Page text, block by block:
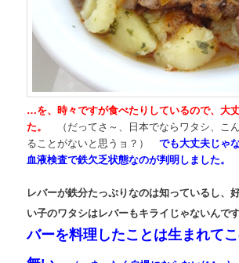
…を、時々ですが食べたりしているので、大
た。
（だってさ～、日本でならワタシ、こ
ることがないと思うョ？）でも大丈夫じゃ
血液検査で鉄欠乏状態なのが判明しました。
レバーが鉄分たっぷりなのは知っているし、
い子のワタシはレバーもキライじゃないんです
バーを料理したことは生まれて